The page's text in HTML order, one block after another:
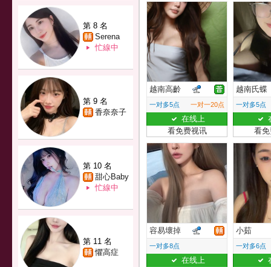
第 8 名
Serena
忙線中
第 9 名
香奈奈子
第 10 名
甜心Baby
忙線中
第 11 名
懼高症
越南高齡
一对多5点 一对一20点
在线上
看免费视讯
越南氏蝶
一对多5点
看
容易壞掉
一对多8点
在线上
小茹
一对多6点